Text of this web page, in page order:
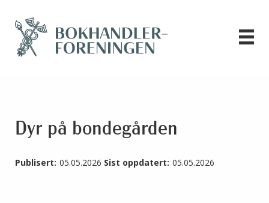
Dyr på bondegården
Publisert: 05.05.2026 Sist oppdatert: 05.05.2026